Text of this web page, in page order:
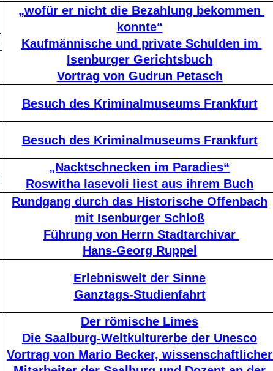
„wofür er nicht die Bezahlung bekommen
konnte“
Kaufmännische und private Schulden im
Isenburger Gerichtsbuch
Vortrag von Gudrun Petasch
Besuch des Kriminalmuseums Frankfurt
Besuch des Kriminalmuseums Frankfurt
„Nacktschnecken im Paradies“
Roswitha Iasevoli liest aus ihrem Buch
Rundgang durch das Historische Offenbach
mit Isenburger Schloß
Führung von Herrn Stadtarchivar
Hans-Georg Ruppel
Erlebniswelt der Sinne
Ganztags-Studienfahrt
Der römische Limes
Die Saalburg-Weltkulturerbe der Unesco
Vortrag von Mario Becker, wissenschaftlicher